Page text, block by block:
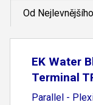
Od Nejlevnějšího
EK Water
Terminal
Parallel -